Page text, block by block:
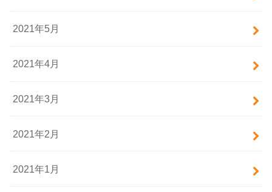
2021年5月
2021年4月
2021年3月
2021年2月
2021年1月